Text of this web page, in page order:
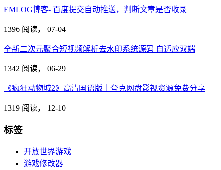
EMLOG博客- 百度提交自动推送，判断文章是否收录
1396 阅读， 07-04
全新二次元聚合短视频解析去水印系统源码 自适应双端
1342 阅读， 06-29
《疯狂动物城2》高清国语版｜夸克网盘影视资源免费分享
1319 阅读， 12-10
标签
开放世界游戏
游戏修改器